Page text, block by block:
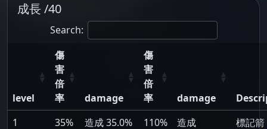
成長 /40
Search:
level
傷
害
倍
率
damage
傷
害
倍
率
damage
1
35%
造成 35.0%
110%
造成
標記箭